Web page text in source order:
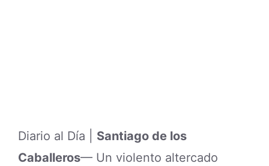
Diario al Día | Santiago de los
Caballeros— Un violento altercado